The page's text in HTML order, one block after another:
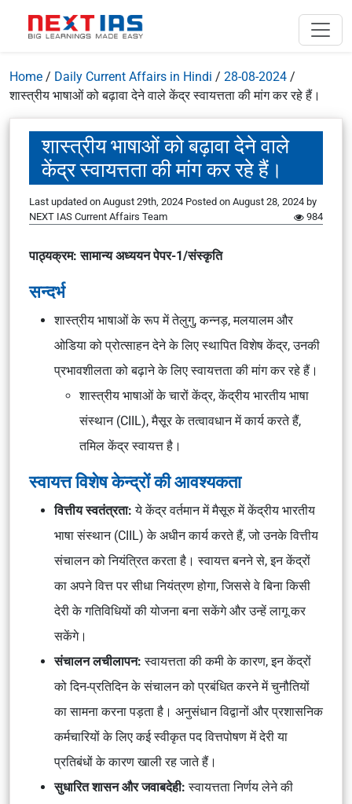
Home / Daily Current Affairs in Hindi / 28-08-2024 /
शास्त्रीय भाषाओं को बढ़ावा देने वाले केंद्र स्वायत्तता की मांग कर रहे हैं।
शास्त्रीय भाषाओं को बढ़ावा देने वाले
केंद्र स्वायत्तता की मांग कर रहे हैं।
Last updated on August 29th, 2024 Posted on August 28, 2024 by
NEXT IAS Current Affairs Team
984
पाठ्यक्रम: सामान्य अध्ययन पेपर-1/संस्कृति
सन्दर्भ
शास्त्रीय भाषाओं के रूप में तेलुगु, कन्नड़, मलयालम और
ओडिया को प्रोत्साहन देने के लिए स्थापित विशेष केंद्र, उनकी
प्रभावशीलता को बढ़ाने के लिए स्वायत्तता की मांग कर रहे हैं।
शास्त्रीय भाषाओं के चारों केंद्र, केंद्रीय भारतीय भाषा
संस्थान (CIIL), मैसूर के तत्वावधान में कार्य करते हैं,
तमिल केंद्र स्वायत्त है।
स्वायत्त विशेष केन्द्रों की आवश्यकता
वित्तीय स्वतंत्रता:ये केंद्र वर्तमान में मैसूरु में केंद्रीय भारतीय
भाषा संस्थान (CIIL) के अधीन कार्य करते हैं, जो उनके वित्तीय
संचालन को नियंत्रित करता है। स्वायत्त बनने से, इन केंद्रों
का अपने वित्त पर सीधा नियंत्रण होगा, जिससे वे बिना किसी
देरी के गतिविधियों की योजना बना सकेंगे और उन्हें लागू कर
सकेंगे।
संचालन लचीलापन:स्वायत्तता की कमी के कारण, इन केंद्रों
को दिन-प्रतिदिन के संचालन को प्रबंधित करने में चुनौतियों
का सामना करना पड़ता है। अनुसंधान विद्वानों और प्रशासनिक
कर्मचारियों के लिए कई स्वीकृत पद वित्तपोषण में देरी या
प्रतिबंधों के कारण खाली रह जाते हैं।
सुधारित शासन और जवाबदेही:स्वायत्तता निर्णय लेने की